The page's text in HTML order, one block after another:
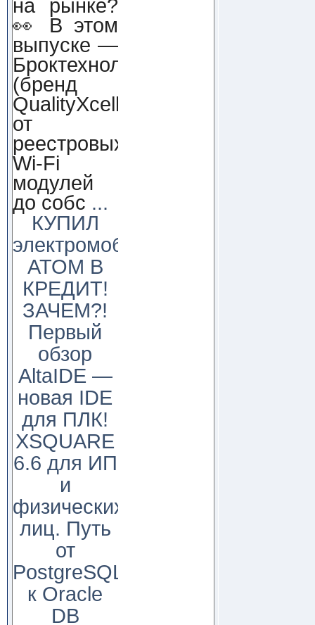
на рынке?
👀 В этом
выпуске —
Броктехнолоджи
(бренд
QualityXcellence):
от
реестровых
Wi-Fi
модулей
до собс ...
КУПИЛ
электромобиль
АТОМ В
КРЕДИТ!
ЗАЧЕМ?!
Первый
обзор
AltaIDE —
новая IDE
для ПЛК!
XSQUARE
6.6 для ИП
и
физических
лиц. Путь
от
PostgreSQL
к Oracle
DB